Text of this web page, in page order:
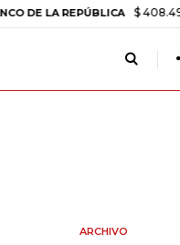
LA REPÚBLICA $ 408.498,97
ARCHIVO